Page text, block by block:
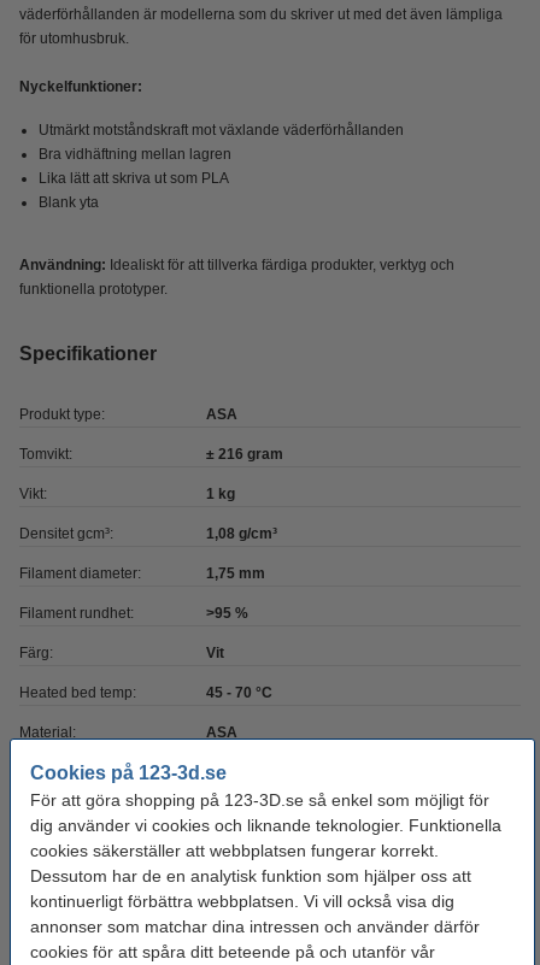
Cookies på 123-3d.se
För att göra shopping på 123-3D.se så enkel som möjligt för
dig använder vi cookies och liknande teknologier. Funktionella
cookies säkerställer att webbplatsen fungerar korrekt.
Dessutom har de en analytisk funktion som hjälper oss att
kontinuerligt förbättra webbplatsen. Vi vill också visa dig
annonser som matchar dina intressen och använder därför
cookies för att spåra ditt beteende på och utanför vår
väderförhållanden är modellerna som du skriver ut med det även lämpliga
för utomhusbruk.
Nyckelfunktioner:
Utmärkt motståndskraft mot växlande väderförhållanden
Bra vidhäftning mellan lagren
Lika lätt att skriva ut som PLA
Blank yta
Användning: Idealiskt för att tillverka färdiga produkter, verktyg och
funktionella prototyper.
Specifikationer
Produkt type: ASA
Tomvikt: ± 216 gram
Vikt: 1 kg
Densitet gcm³: 1,08 g/cm³
Filament diameter: 1,75 mm
Filament rundhet: >95 %
Färg: Vit
Heated bed temp: 45 - 70 °C
Material: ASA
Max avvikelse: ± 0,05 mm
temperaturområde:
Spolens bredd: 6,8 cm
Spolens inre diameter: Ø 5,2 cm
Spolens ytterdiameter: Ø 20,0 cm